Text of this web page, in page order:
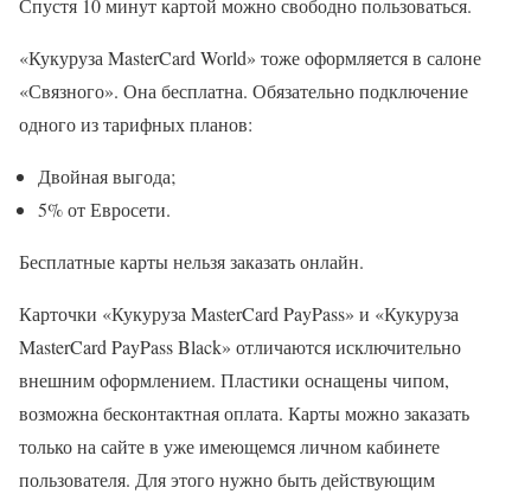
«Кукуруза MasterCard World» тоже оформляется в салоне
«Связного». Она бесплатна. Обязательно подключение
одного из тарифных планов:
Двойная выгода;
5% от Евросети.
Бесплатные карты нельзя заказать онлайн.
Карточки «Кукуруза MasterCard PayPass» и «Кукуруза
MasterCard PayPass Black» отличаются исключительно
внешним оформлением. Пластики оснащены чипом,
возможна бесконтактная оплата. Карты можно заказать
только на сайте в уже имеющемся личном кабинете
пользователя. Для этого нужно быть действующим